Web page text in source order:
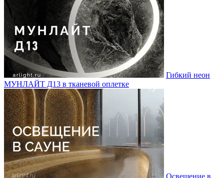
Гибкий неон
МУНЛАЙТ Д13 в тканевой оплетке
Освещение в